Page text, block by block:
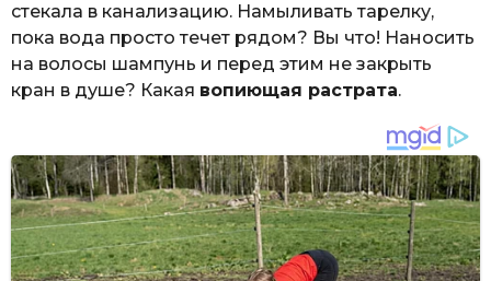
стекала в канализацию. Намыливать тарелку,
пока вода просто течет рядом? Вы что! Наносить
на волосы шампунь и перед этим не закрыть
кран в душе? Какая вопиющая растрата.